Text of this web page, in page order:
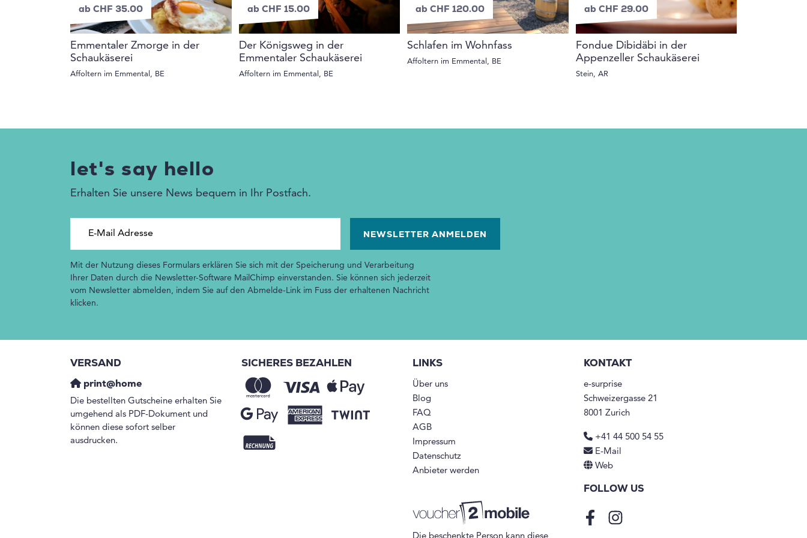
ab CHF 35.00
Emmentaler Zmorge in der
Schaukäserei
Affoltern im Emmental, BE
ab CHF 15.00
Der Königsweg in der
Emmentaler Schaukäserei
Affoltern im Emmental, BE
ab CHF 120.00
Schlafen im Wohnfass
Affoltern im Emmental, BE
ab CHF 29.00
Fondue Dibidäbi in der
Appenzeller Schaukäserei
Stein, AR
let's say hello
Erhalten Sie unsere News bequem in Ihr Postfach.
Mit der Nutzung dieses Formulars erklären Sie sich mit der Speicherung und Verarbeitung
Ihrer Daten durch die Newsletter-Software MailChimp einverstanden. Sie können sich jederzeit
vom Newsletter abmelden, indem Sie auf den Abmelde-Link im Fuss der erhaltenen Nachricht
klicken.
VERSAND
print@home
Die bestellten Gutscheine erhalten Sie
umgehend als PDF-Dokument und
können diese sofort selber
ausdrucken.
SICHERES BEZAHLEN LINKS
Über uns
Blog
FAQ
AGB
Impressum
Datenschutz
Anbieter werden
KONTAKT
e-surprise
Schweizergasse 21
8001 Zurich
+41 44 500 54 55
E-Mail
Web
FOLLOW US
FacebookInstagram